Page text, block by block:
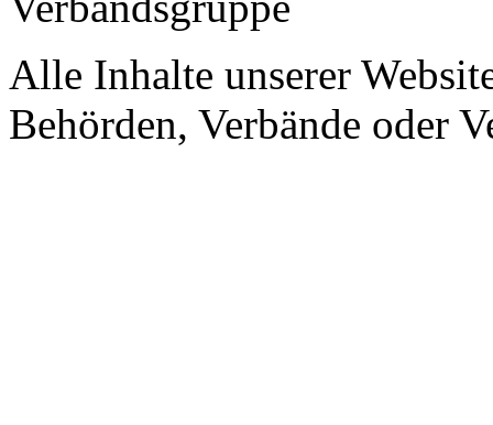
Alle Inhalte unserer
Behörden, Verbände oder